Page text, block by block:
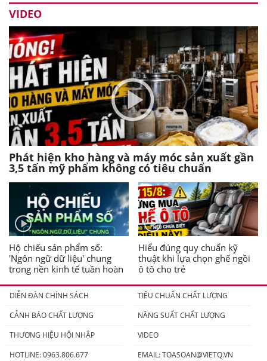
VIDEO
Phát hiện kho hàng và máy móc sản xuất gần
3,5 tấn mỹ phẩm không có tiêu chuẩn
Hộ chiếu sản phẩm số:
'Ngôn ngữ dữ liệu' chung
trong nền kinh tế tuần hoàn
Hiểu đúng quy chuẩn kỹ
thuật khi lựa chọn ghế ngồi
ô tô cho trẻ
DIỄN ĐÀN CHÍNH SÁCH
TIÊU CHUẨN CHẤT LƯỢNG
CẢNH BÁO CHẤT LƯỢNG
NĂNG SUẤT CHẤT LƯỢNG
THƯƠNG HIỆU HỘI NHẬP
VIDEO
HOTLINE: 0963.806.677
EMAIL:TOASOAN@VIETQ.VN